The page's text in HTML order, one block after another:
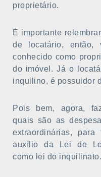
proprietário.
É importante
de locatário, então,
conhecido como
do imóvel. Já o
inquilino, é possuidor
Pois bem, agora,
quais são as
extraordinárias,
auxílio da Lei de
como lei do inquilinato.